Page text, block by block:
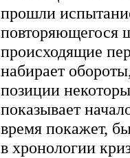
прошли
повторяющегося
происходящие
набирает
позиции
показывает
время покажет,
в хронологии